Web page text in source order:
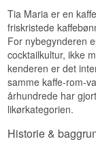
Tia Maria er en
friskristede
For nybegynderen
cocktailkultur, ikke
kenderen er det
samme kaffe-rom-
århundrede har
likørkategorien.
Historie &